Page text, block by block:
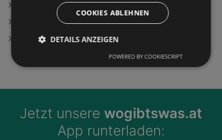
Lady Days Angebote
PAGRO / LIBRO in Groß-Enzersdorf
Eckes-Granini Austria GmbH Filialen in Braunau am
Jetzt unsere wogibtswas.at
App runterladen:
COOKIES ABLEHNEN
DETAILS ANZEIGEN
POWERED BY COOKIESCRIPT